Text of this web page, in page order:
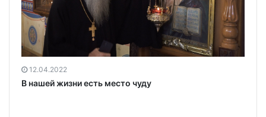
12.04.2022
В нашей жизни есть место чуду